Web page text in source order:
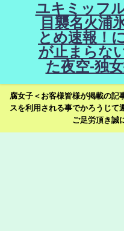
ユキミッフ
目襲名火浦
とめ速報！
が止まらな
た夜空-独
腐女子＜お客様皆様が掲載の記
スを利用される事でかろうじて
ご足労頂き誠